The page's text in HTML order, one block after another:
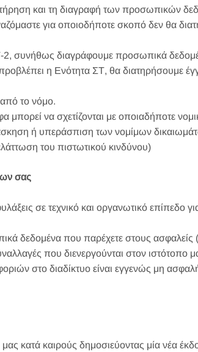
και τη διαγραφή των προσωπικών
για οποιοδήποτε σκοπό δεν θα
συνήθως διαγράφουμε προσωπικά
η Ενότητα ΣΤ, θα διατηρήσουμε
το νόμο.
μπορεί να σχετίζονται με οποιαδήποτε
ή υπεράσπιση των νομίμων
του πιστωτικού κινδύνου)
σας
σε τεχνικό και οργανωτικό
δεδομένα που παρέχετε στους ασφαλείς
που διενεργούνται στον
στο διαδίκτυο είναι εγγενώς μη
κατά καιρούς δημοσιεύοντας μία νέα